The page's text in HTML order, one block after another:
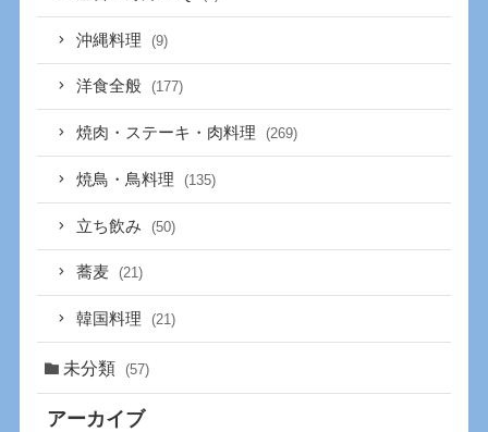
沖縄料理 (9)
洋食全般 (177)
焼肉・ステーキ・肉料理 (269)
焼鳥・鳥料理 (135)
立ち飲み (50)
蕎麦 (21)
韓国料理 (21)
未分類 (57)
アーカイブ